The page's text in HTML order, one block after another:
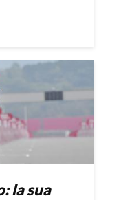
la sua